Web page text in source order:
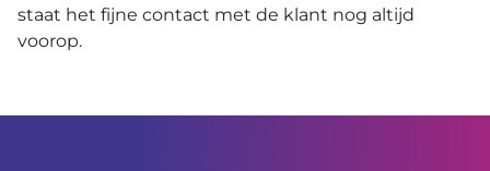
staat het fijne contact met de klant nog altijd
voorop.